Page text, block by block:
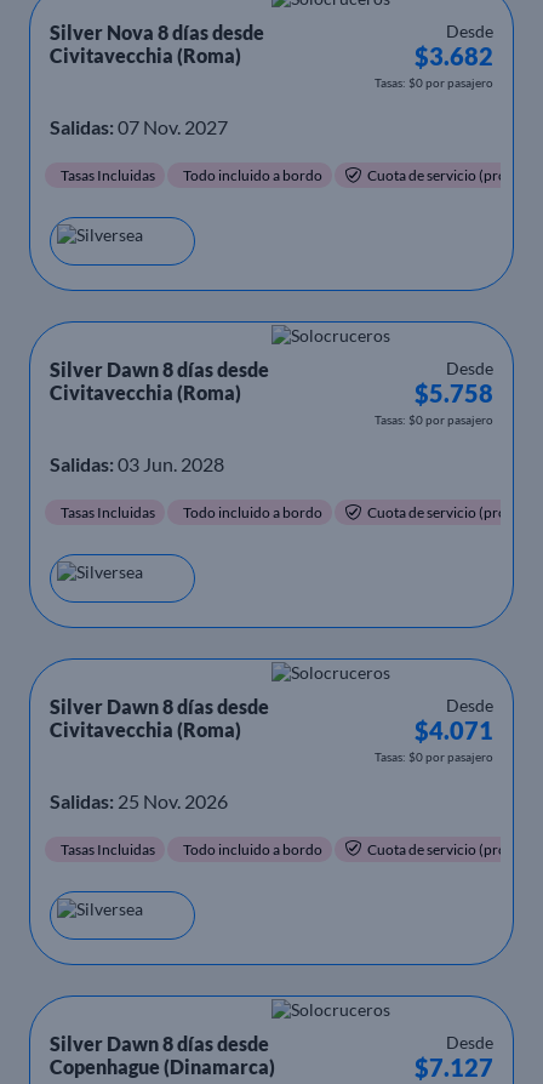
Silver Nova 8 días desde
Civitavecchia (Roma)
Desde
$3.682
Tasas: $0 por pasajero
Salidas: 07 Nov. 2027
Tasas Incluidas Todo incluido a bordo Cuota de servicio
Silver Dawn 8 días desde
Civitavecchia (Roma)
Desde
$5.758
Tasas: $0 por pasajero
Salidas: 03 Jun. 2028
Tasas Incluidas Todo incluido a bordo Cuota de servicio
Silver Dawn 8 días desde
Civitavecchia (Roma)
Desde
$4.071
Tasas: $0 por pasajero
Salidas: 25 Nov. 2026
Tasas Incluidas Todo incluido a bordo Cuota de servicio
Silver Dawn 8 días desde
Copenhague (Dinamarca)
Desde
$7.127